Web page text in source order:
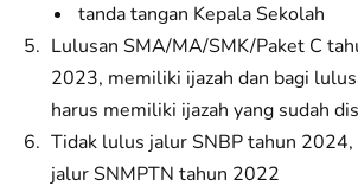
tanda tangan Kepala Sekolah
Lulusan SMA/MA/SMK/Paket C
2023, memiliki ijazah dan bagi
harus memiliki ijazah yang sudah
Tidak lulus jalur SNBP tahun
jalur SNMPTN tahun 2022